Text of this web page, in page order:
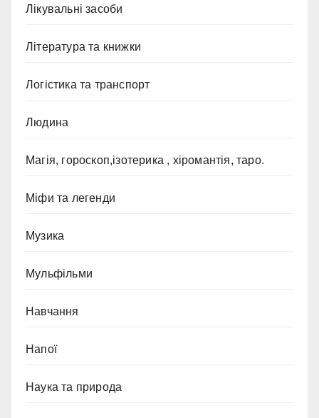
Лікувальні засоби
Література та книжки
Логістика та транспорт
Людина
Магія, гороскоп,ізотерика , хіромантія, таро.
Міфи та легенди
Музика
Мульфільми
Навчання
Напої
Наука та природа